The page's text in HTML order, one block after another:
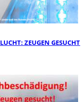
ZEUGEN GESUCHT